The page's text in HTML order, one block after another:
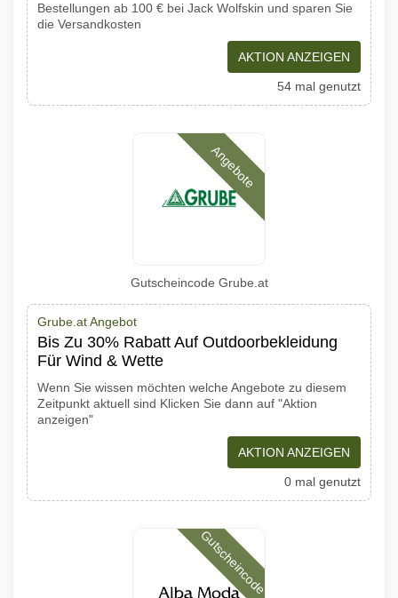
Bestellungen ab 100 € bei Jack Wolfskin und sparen Sie
die Versandkosten
AKTION ANZEIGEN
54 mal genutzt
Angebote
Gutscheincode Grube.at
Grube.at Angebot
Bis Zu 30% Rabatt Auf Outdoorbekleidung
Für Wind & Wette
Wenn Sie wissen möchten welche Angebote zu diesem
Zeitpunkt aktuell sind Klicken Sie dann auf "Aktion
anzeigen"
AKTION ANZEIGEN
0 mal genutzt
Gutscheincode